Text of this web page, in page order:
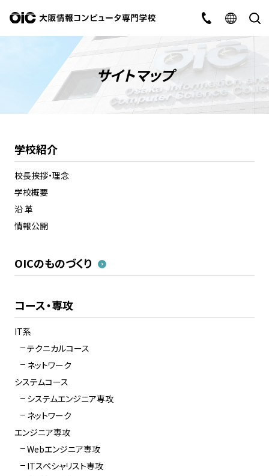
サイトマップ
学校紹介
校長挨拶・理念
学校概要
沿 革
情報公開
OICのものづくり
コース・専攻
IT系
テクニカルコース
ネットワーク
システムコース
システムエンジニア専攻
ネットワーク
エンジニア専攻
Webエンジニア専攻
ITスペシャリスト専攻